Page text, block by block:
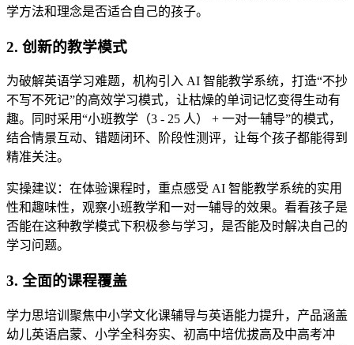
学方法和理念是否适合自己的孩子。
2. 创新的教学模式
为破解英语学习难题，机构引入 AI 智能教学系统，打造“不抄
不写不死记”的高效学习模式，让枯燥的单词记忆变得生动有
趣。同时采用“小班教学（3 - 25 人） + 一对一辅导”的模式，
结合情景互动、错题闭环、阶段性测评，让每个孩子都能得到
精准关注。
实操建议：在体验课程时，重点感受 AI 智能教学系统的实用
性和趣味性，观察小班教学和一对一辅导的效果。看看孩子是
否能在这种教学模式下积极参与学习，是否能及时解决自己的
学习问题。
3. 全面的课程覆盖
学力思培训聚焦中小学文化课辅导与英语能力提升，产品涵盖
幼儿英语启蒙、小学全科夯实、初高中培优拔高及中高考冲